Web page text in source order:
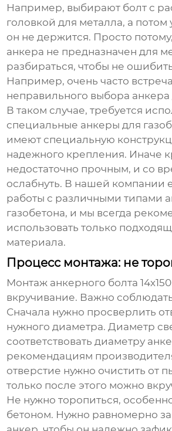
Например, выбирают болт с
головкой для металла, а потом
он не держится. Просто потому,
анкера не предназначен для
разбираться, чтобы не
Например, очень часто
неправильного выбора анкера
В таком случае, требуется
специальные анкеры для
имеют специальную
надежного крепления. Иначе
недостаточно прочным, и со
ослабнуть. В нашей компании
работы с различными типами
газобетона, и мы всегда
использовать только
материала.
Процесс монтажа: не
Монтаж анкерного болта 14х150
вкручивание. Важно
Сначала нужно просверлить
нужного диаметра. Диаметр
соответствовать диаметру
рекомендациям
отверстие нужно очистить от
только после этого можно
Не нужно торопиться,
бетоном. Нужно равномерно